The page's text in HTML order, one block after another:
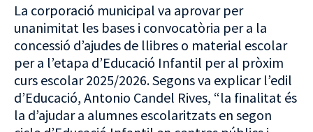
La corporació municipal va aprovar per
unanimitat les bases i convocatòria per a la
concessió d’ajudes de llibres o material escolar
per a l’etapa d’Educació Infantil per al pròxim
curs escolar 2025/2026. Segons va explicar l’edil
d’Educació, Antonio Candel Rives, “la finalitat és
la d’ajudar a alumnes escolaritzats en segon